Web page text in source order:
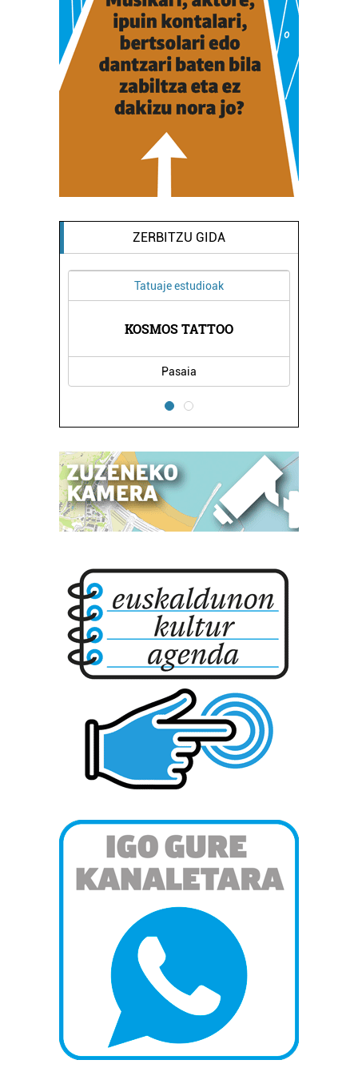
ZERBITZU GIDA
Tatuaje estudioak
KOSMOS TATTOO
Pasaia